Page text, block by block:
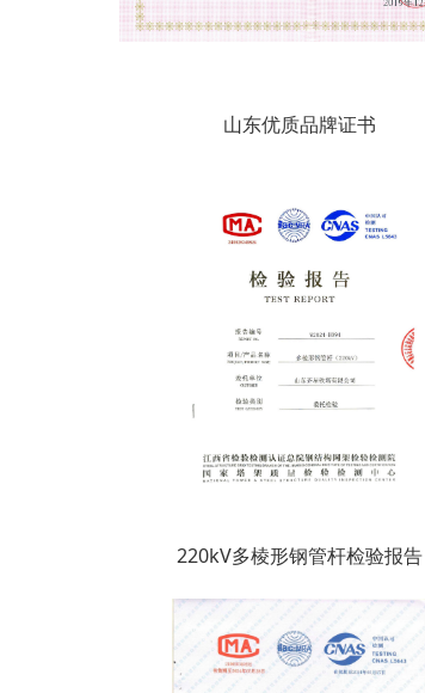
山东优质品牌证书
220kV多棱形钢管杆检验报告